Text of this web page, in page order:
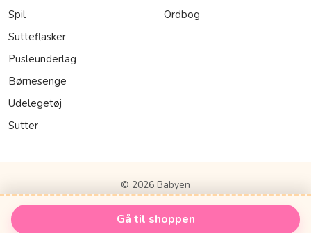
Gå til shoppen
Spil
Sutteflasker
Pusleunderlag
Børnesenge
Udelegetøj
Sutter
Ordbog
© 2026 Babyen